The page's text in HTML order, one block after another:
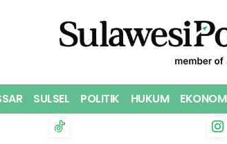
SULSEL POLITIK HUKUM